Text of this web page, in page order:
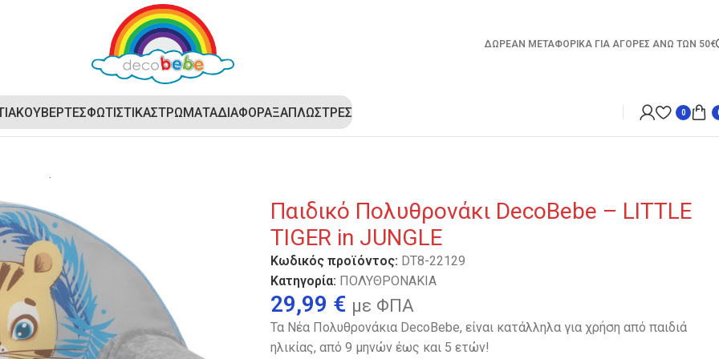
ΔΩΡΕΑΝ ΜΕΤΑΦΟΡΙΚΑ ΓΙΑ ΑΓΟΡΕΣ ΑΝΩ ΤΩΝ 50€
ΚΟΥΒΕΡΤΕΣΦΩΤΙΣΤΙΚΑΣΤΡΩΜΑΤΑΔΙΑΦΟΡΑΞΑΠΛΩΣΤΡΕΣ 0
Παιδικό Πολυθρονάκι DecoBebe – LITTLE
TIGER in JUNGLE
Κωδικός προϊόντος: DT8-22129
Κατηγορία: ΠΟΛΥΘΡΟΝΑΚΙΑ
29,99 € με ΦΠΑ
Τα Νέα Πολυθρονάκια DecoBebe, είναι κατάλληλα για χρήση από παιδιά
ηλικίας, από 9 μηνών έως και 5 ετών!